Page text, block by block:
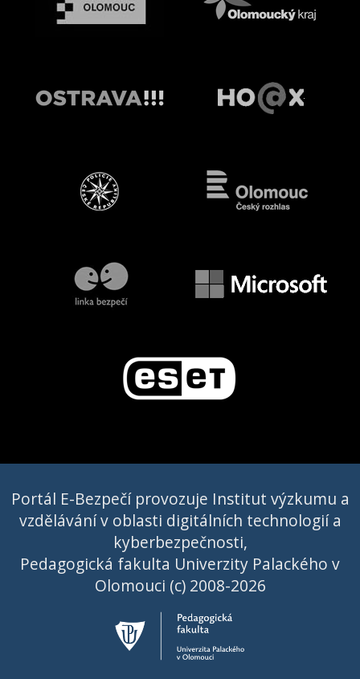
Portál E-Bezpečí provozuje Institut výzkumu a
vzdělávání v oblasti digitálních technologií a
kyberbezpečnosti,
Pedagogická fakulta Univerzity Palackého v
Olomouci (c) 2008-2026